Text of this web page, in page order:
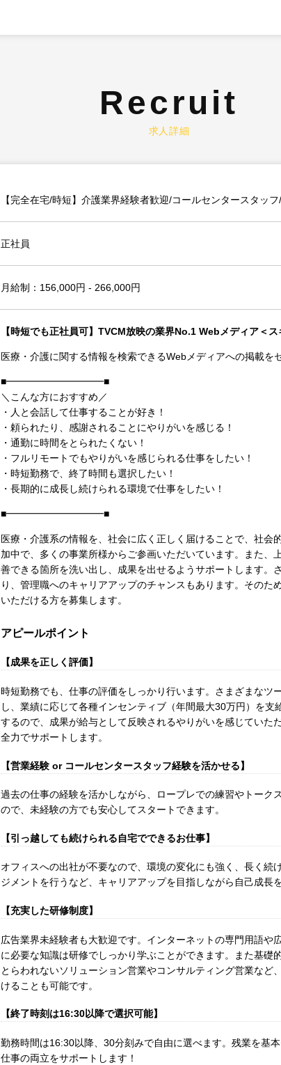
Recruit
求人詳細
【完全在宅/時短】介護業界経験者歓迎/コールセンタースタッ
正社員
月給制：156,000円 - 266,000円
【時短でも正社員可】TVCM放映の業界No.1 Webメディア＜
医療・介護に関する情報を検索できるWebメディアへの掲載を
■━━━━━━━━━━■
＼こんな方におすすめ／
・人と会話して仕事することが好き！
・頼られたり、感謝されることにやりがいを感じる！
・通勤に時間をとられたくない！
・フルリモートでもやりがいを感じられる仕事をしたい！
・時短勤務で、終了時間も選択したい！
・長期的に成長し続けられる環境で仕事をしたい！
■━━━━━━━━━━■
医療・介護系の情報を、社会に広く正しく届けることで、社会
加中で、多くの事業所様からご参画いただいています。また、
善できる箇所を洗い出し、成果を出せるようサポートします。
り、管理職へのキャリアアップのチャンスもあります。そのた
いただける方を募集します。
アピールポイント
【成果を正しく評価】
時短勤務でも、仕事の評価をしっかり行います。さまざまなツ
し、業績に応じて各種インセンティブ（年間最大30万円）を支
するので、成果が給与として反映されるやりがいを感じていた
全力でサポートします。
【営業経験 or コールセンタースタッフ経験を活かせる】
過去の仕事の経験を活かしながら、ロープレでの練習やトーク
ので、未経験の方でも安心してスタートできます。
【引っ越しても続けられる自宅でできるお仕事】
オフィスへの出社が不要なので、環境の変化にも強く、長く続
ジメントを行うなど、キャリアアップを目指しながら自己成長
【充実した研修制度】
広告業界未経験者も大歓迎です。インターネットの専門用語や
に必要な知識は研修でしっかり学ぶことができます。また基礎
とらわれないソリューション営業やコンサルティング営業など
けることも可能です。
【終了時刻は16:30以降で選択可能】
勤務時間は16:30以降、30分刻みで自由に選べます。残業を基
仕事の両立をサポートします！